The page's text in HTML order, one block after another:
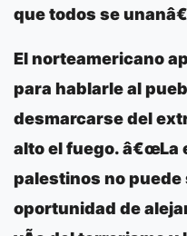
que todos se
El norteamericano
para hablarle al
desmarcarse del
alto el fuego. â€œLa
palestinos no puede
oportunidad de